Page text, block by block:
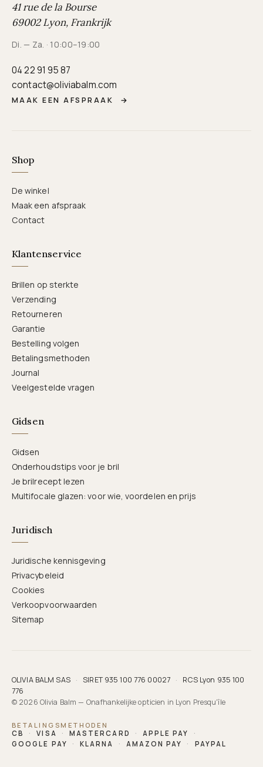
41 rue de la Bourse
69002 Lyon, Frankrijk
Di. — Za. · 10:00–19:00
04 22 91 95 87
contact@oliviabalm.com
MAAK EEN AFSPRAAK →
Shop
De winkel
Maak een afspraak
Contact
Klantenservice
Brillen op sterkte
Verzending
Retourneren
Garantie
Bestelling volgen
Betalingsmethoden
Journal
Veelgestelde vragen
Gidsen
Gidsen
Onderhoudstips voor je bril
Je brilrecept lezen
Multifocale glazen: voor wie, voordelen en prijs
Juridisch
Juridische kennisgeving
Privacybeleid
Cookies
Verkoopvoorwaarden
Sitemap
OLIVIA BALM SAS · SIRET 935 100 776 00027 ·
RCS Lyon 935 100
776
© 2026 Olivia Balm — Onafhankelijke opticien in Lyon Presqu'île
BETALINGSMETHODEN
CB
· VISA · MASTERCARD · APPLE PAY
·
GOOGLE PAY
· KLARNA · AMAZON PAY · PAYPAL